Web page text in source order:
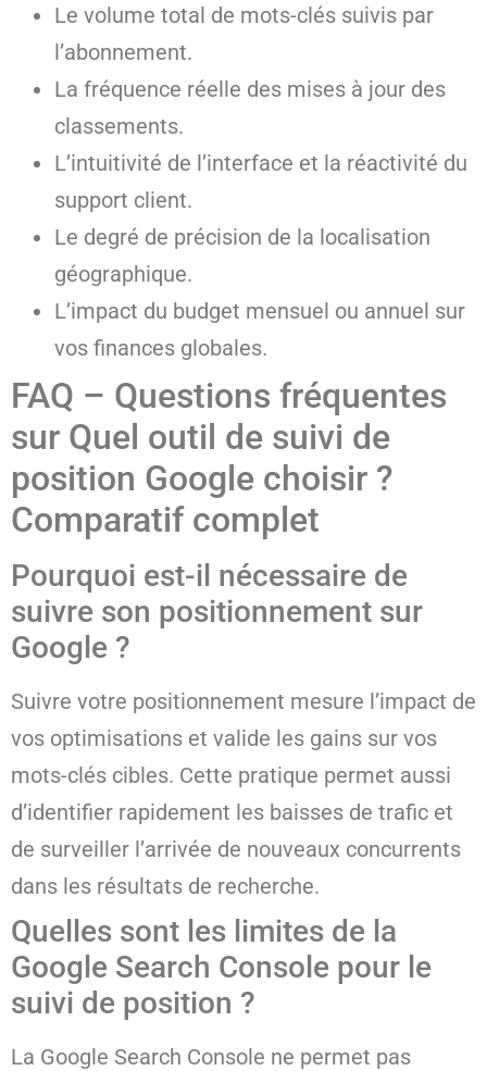
Le volume total de mots-clés suivis par
l’abonnement.
La fréquence réelle des mises à jour des
classements.
L’intuitivité de l’interface et la réactivité du
support client.
Le degré de précision de la localisation
géographique.
L’impact du budget mensuel ou annuel sur
vos finances globales.
FAQ – Questions fréquentes
sur Quel outil de suivi de
position Google choisir ?
Comparatif complet
Pourquoi est-il nécessaire de
suivre son positionnement sur
Google ?
Suivre votre positionnement mesure l’impact de
vos optimisations et valide les gains sur vos
mots-clés cibles. Cette pratique permet aussi
d’identifier rapidement les baisses de trafic et
de surveiller l’arrivée de nouveaux concurrents
dans les résultats de recherche.
Quelles sont les limites de la
Google Search Console pour le
suivi de position ?
La Google Search Console ne permet pas